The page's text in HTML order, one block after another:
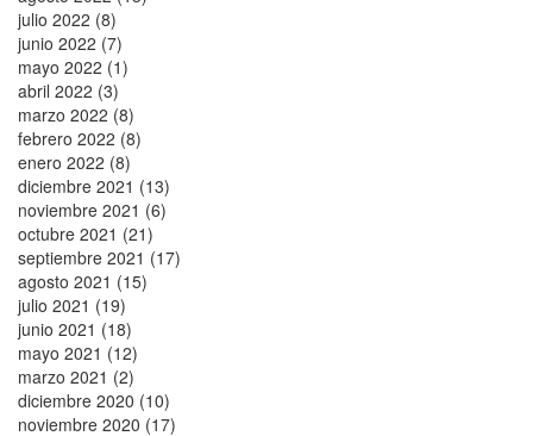
julio 2022 (8)
junio 2022 (7)
mayo 2022 (1)
abril 2022 (3)
marzo 2022 (8)
febrero 2022 (8)
enero 2022 (8)
diciembre 2021 (13)
noviembre 2021 (6)
octubre 2021 (21)
septiembre 2021 (17)
agosto 2021 (15)
julio 2021 (19)
junio 2021 (18)
mayo 2021 (12)
marzo 2021 (2)
diciembre 2020 (10)
noviembre 2020 (17)